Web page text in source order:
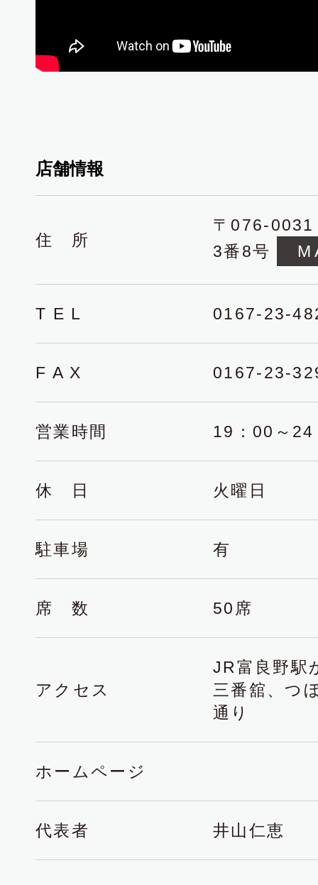
店舗情報
住 所
〒076-
3番8号
T E L 0167-23-
F A X 0167-23-
営業時間 19：00～24
休 日 火曜日
駐車場 有
席 数 50席
アクセス
JR富良野駅
三番舘、つ
通り
ホームページ
代表者 井山仁恵